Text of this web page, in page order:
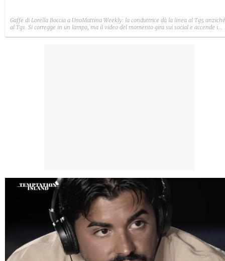
Gaffe di Lorella Boccia a UnoMattina Weekly: la conduttrice dà la linea al Tg5 anziché
al Tg1. Si corregge in un lampo, ma il video del momento gira sui social e accende i